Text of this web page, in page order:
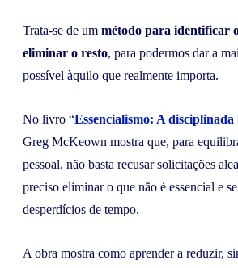
Trata-se de um método para identificar
eliminar o resto, para podermos dar a
possível àquilo que realmente importa.
No livro “Essencialismo: A disciplinada
Greg McKeown mostra que, para
pessoal, não basta recusar solicitações
preciso eliminar o que não é essencial e
desperdícios de tempo.
A obra mostra como aprender a reduzir,